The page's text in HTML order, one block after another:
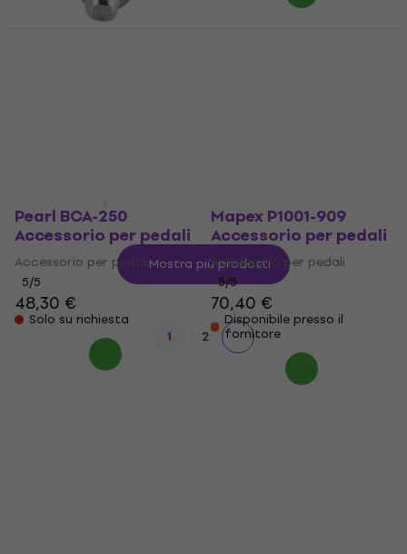
Pearl BCA-250
Accessorio per pedali
Accessorio per pedali
5/5
48,30 €
Solo su richiesta
Mapex P1001-909
Accessorio per pedali
Accessorio per pedali
5/5
70,40 €
Disponibile presso il
fornitore
Mostra più prodotti
1 2